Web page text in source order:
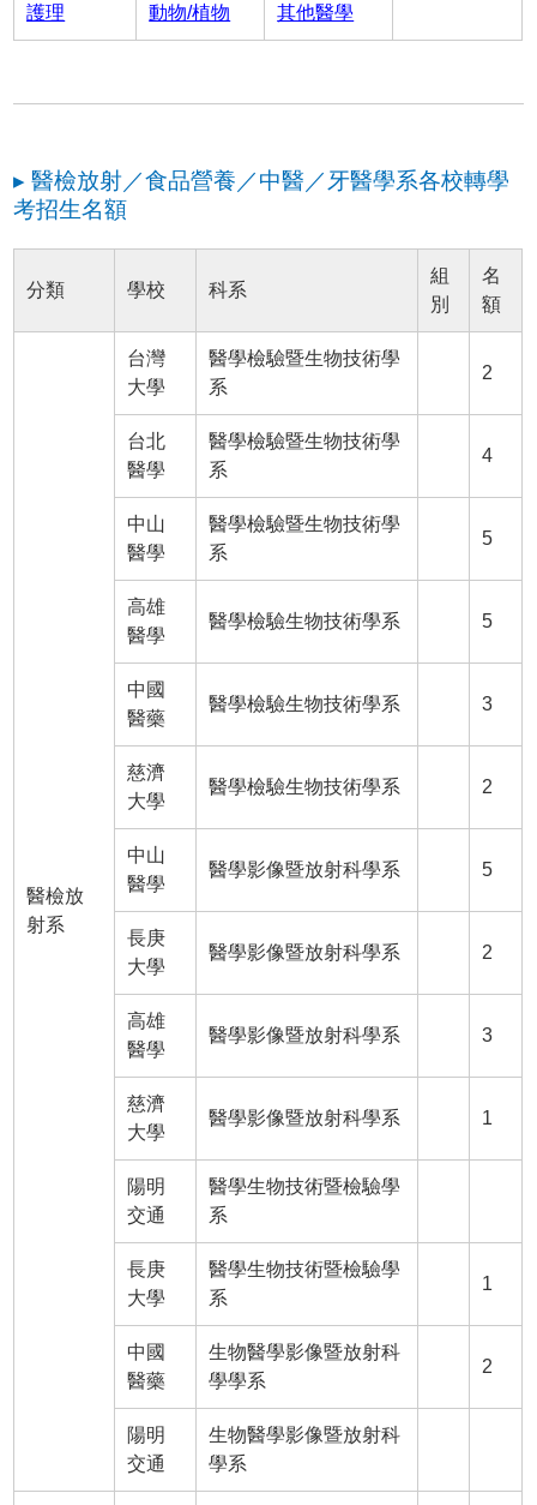
護理 動物/植物 其他醫學
▸ 醫檢放射／食品營養／中醫／牙醫學系各校轉學
考招生名額
分類 學校 科系
組
別
名
額
醫檢放
射系
台灣
大學
醫學檢驗暨生物技術學
系
2
台北
醫學
醫學檢驗暨生物技術學
系
4
中山
醫學
醫學檢驗暨生物技術學
系
5
高雄
醫學
醫學檢驗生物技術學系 5
中國
醫藥
醫學檢驗生物技術學系 3
慈濟
大學
醫學檢驗生物技術學系 2
中山
醫學
醫學影像暨放射科學系 5
長庚
大學
醫學影像暨放射科學系 2
高雄
醫學
醫學影像暨放射科學系 3
慈濟
大學
醫學影像暨放射科學系 1
陽明
交通
醫學生物技術暨檢驗學
系
長庚
大學
醫學生物技術暨檢驗學
系
1
中國
醫藥
生物醫學影像暨放射科
學學系
2
陽明
交通
生物醫學影像暨放射科
學系